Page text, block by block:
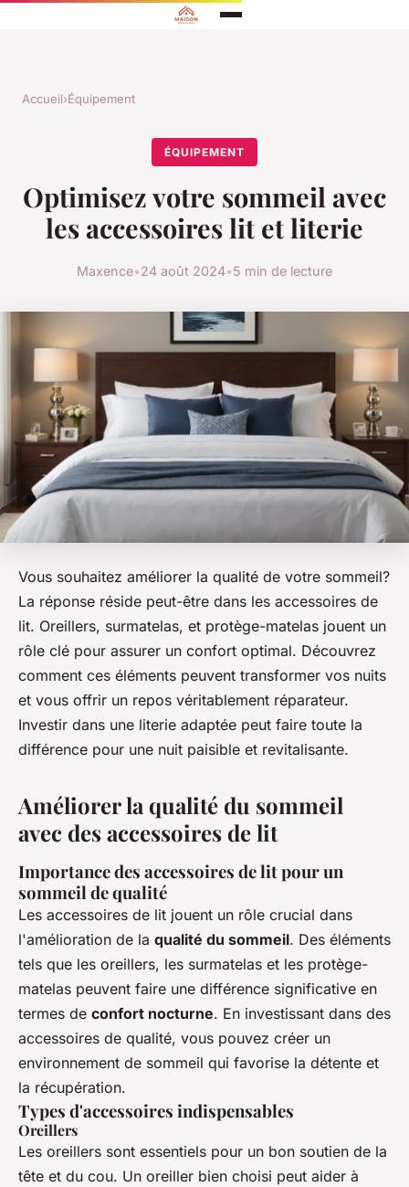
Accueil›Équipement
ÉQUIPEMENT
Optimisez votre sommeil avec
les accessoires lit et literie
Maxence•24 août 2024•5 min de lecture
Vous souhaitez améliorer la qualité de votre sommeil?
La réponse réside peut-être dans les accessoires de
lit. Oreillers, surmatelas, et protège-matelas jouent un
rôle clé pour assurer un confort optimal. Découvrez
comment ces éléments peuvent transformer vos nuits
et vous offrir un repos véritablement réparateur.
Investir dans une literie adaptée peut faire toute la
différence pour une nuit paisible et revitalisante.
Améliorer la qualité du sommeil
avec des accessoires de lit
Importance des accessoires de lit pour un
sommeil de qualité
Les accessoires de lit jouent un rôle crucial dans
l'amélioration de la qualité du sommeil. Des éléments
tels que les oreillers, les surmatelas et les protège-
matelas peuvent faire une différence significative en
termes de confort nocturne. En investissant dans des
accessoires de qualité, vous pouvez créer un
environnement de sommeil qui favorise la détente et
la récupération.
Types d'accessoires indispensables
Oreillers
Les oreillers sont essentiels pour un bon soutien de la
tête et du cou. Un oreiller bien choisi peut aider à